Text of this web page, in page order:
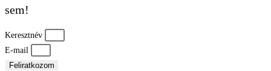
sem!
Keresztnév
E-mail
Feliratkozom